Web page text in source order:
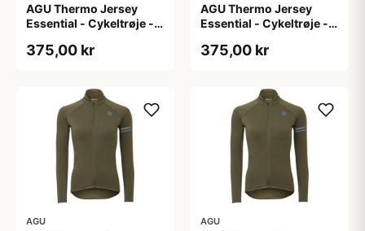
AGU Thermo Jersey
Essential - Cykeltrøje -
L
375,00 kr
AGU Thermo Jersey
Essential - Cykeltrøje -
M
375,00 kr
AGU AGU